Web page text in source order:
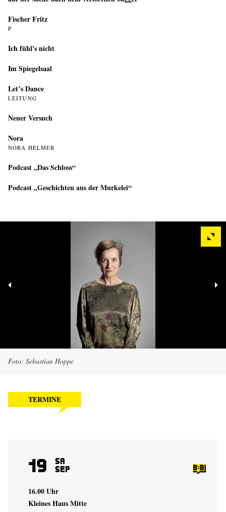
Fischer Fritz
P
Ich fühl's nicht
Im Spiegelsaal
Let’s Dance
LEITUNG
Neuer Versuch
Nora
NORA HELMER
Podcast „Das Schloss“
Podcast „Geschichten aus der Murkelei“
Foto: Sebastian Hoppe
TERMINE
19 Sa
Sep
16.00 Uhr
Kleines Haus Mitte